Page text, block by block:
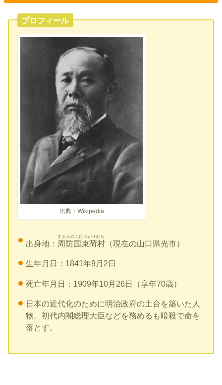
プロフィール
出典：Wikipedia
出身地： 周防国束荷村
すおうのくにつかりむら
（現在の山口県光市）
生年月日：1841年9月2日
死亡年月日：1909年10月26日（享年70歳）
日本の近代化のために明治政府の土台を築いた人
物。初代内閣総理大臣などを務めるも暗殺で命を
落とす。